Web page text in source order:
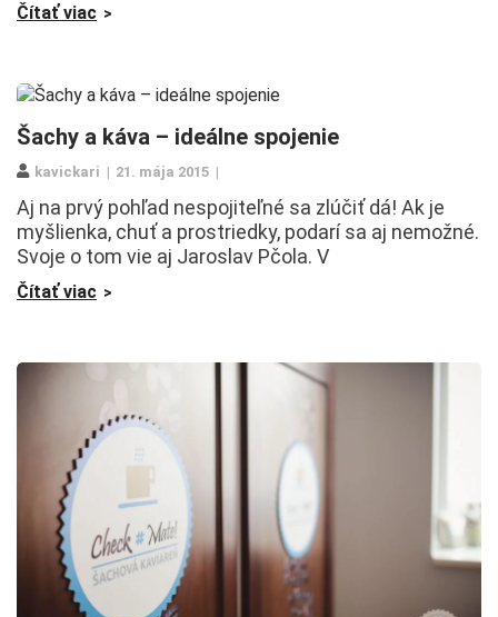
Čítať viac
Šachy a káva – ideálne spojenie
kavickari 21. mája 2015
Aj na prvý pohľad nespojiteľné sa zlúčiť dá! Ak je
myšlienka, chuť a prostriedky, podarí sa aj nemožné.
Svoje o tom vie aj Jaroslav Pčola. V
Čítať viac